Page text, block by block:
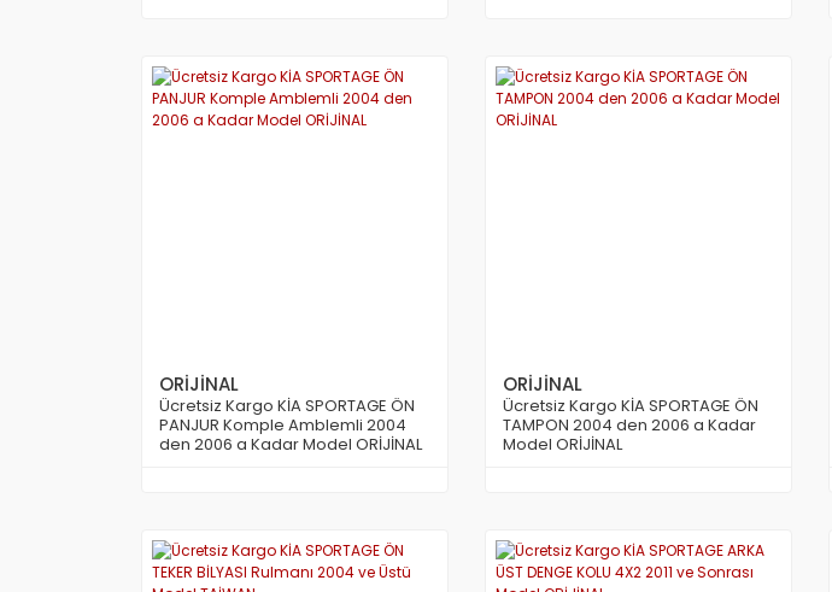
ORİJİNAL
Ücretsiz Kargo KİA SPORTAGE ÖN
PANJUR Komple Amblemli 2004
den 2006 a Kadar Model ORİJİNAL
ORİJİNAL
Ücretsiz Kargo KİA SPORTAGE ÖN
TAMPON 2004 den 2006 a Kadar
Model ORİJİNAL